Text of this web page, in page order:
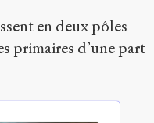
en deux pôles
primaires d’une part